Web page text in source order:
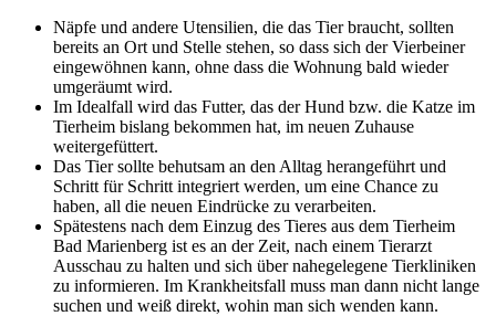
Näpfe und andere Utensilien, die das Tier braucht, sollten
bereits an Ort und Stelle stehen, so dass sich der Vierbeiner
eingewöhnen kann, ohne dass die Wohnung bald wieder
umgeräumt wird.
Im Idealfall wird das Futter, das der Hund bzw. die Katze im
Tierheim bislang bekommen hat, im neuen Zuhause
weitergefüttert.
Das Tier sollte behutsam an den Alltag herangeführt und
Schritt für Schritt integriert werden, um eine Chance zu
haben, all die neuen Eindrücke zu verarbeiten.
Spätestens nach dem Einzug des Tieres aus dem Tierheim
Bad Marienberg ist es an der Zeit, nach einem Tierarzt
Ausschau zu halten und sich über nahegelegene Tierkliniken
zu informieren. Im Krankheitsfall muss man dann nicht lange
suchen und weiß direkt, wohin man sich wenden kann.